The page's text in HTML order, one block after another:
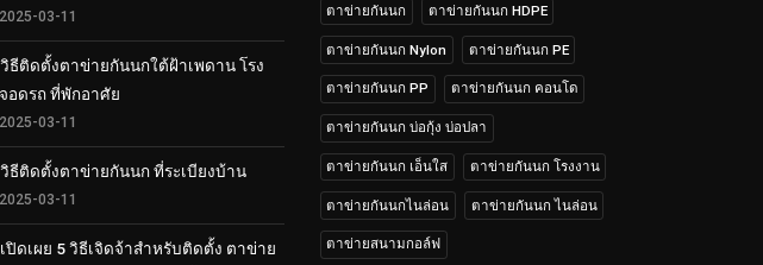
2025-03-11
วิธีติดตั้งตาข่ายกันนกใต้ฝ้าเพดาน โรง
จอดรถ ที่พักอาศัย
2025-03-11
วิธีติดตั้งตาข่ายกันนก ที่ระเบียงบ้าน
2025-03-11
เปิดเผย 5 วิธีเจิดจ้าสำหรับติดตั้ง ตาข่าย
ตาข่ายกันนก ตาข่ายกันนก HDPE
ตาข่ายกันนก Nylon ตาข่ายกันนก PE
ตาข่ายกันนก PP ตาข่ายกันนก คอนโด
ตาข่ายกันนก บ่อกุ้ง บ่อปลา
ตาข่ายกันนก เอ็นใส ตาข่ายกันนก โรงงาน
ตาข่ายกันนกไนล่อน ตาข่ายกันนก ไนล่อน
ตาข่ายสนามกอล์ฟ